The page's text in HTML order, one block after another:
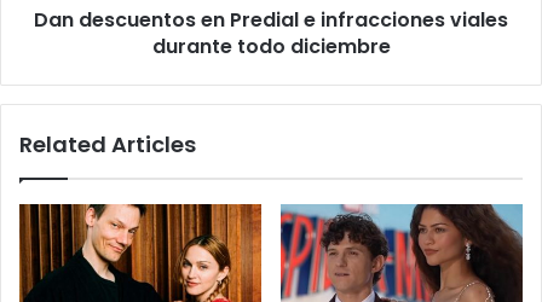
diciembre
Dan descuentos en Predial e infracciones viales
durante todo diciembre
Related Articles